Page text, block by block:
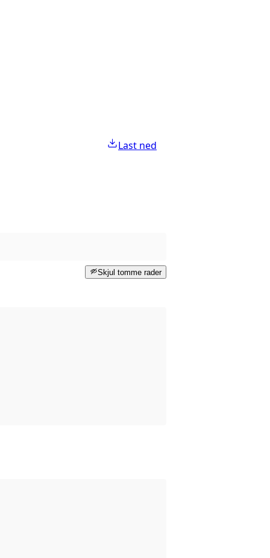
Last ned
Skjul tomme rader